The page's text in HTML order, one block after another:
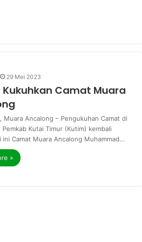
29 Mei 2023
Camat Muara
Muara Ancalong – Pengukuhan Camat di
Pemkab Kutai Timur (Kutim) kembali
ini Camat Muara Ancalong Muhammad…
»